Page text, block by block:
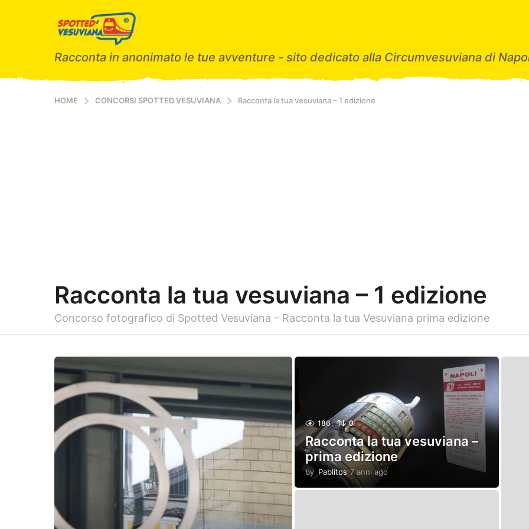
Racconta in anonimato le tue avventure - sito dedicato alla Circumvesuviana di
HOME CONCORSI SPOTTED VESUVIANA Racconta la tua vesuviana – 1 edizione
Racconta la tua vesuviana – 1 edizione
Concorso fotografico di Spotted Vesuviana – Racconta la tua Vesuviana prima edizione
186 0
Racconta la tua vesuviana –
prima edizione
by Pablitos 7 anni ago7